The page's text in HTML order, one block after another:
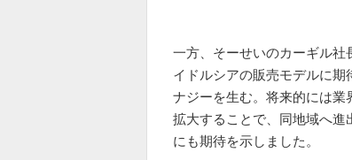
一方、そーせいのカーギル社
イドルシアの販売モデルに
ナジーを生む。将来的には業
拡大することで、同地域へ進
にも期待を示しました。